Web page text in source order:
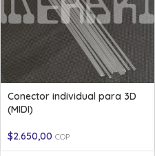
Conector individual para 3D
(MIDI)
$2.650,00 COP